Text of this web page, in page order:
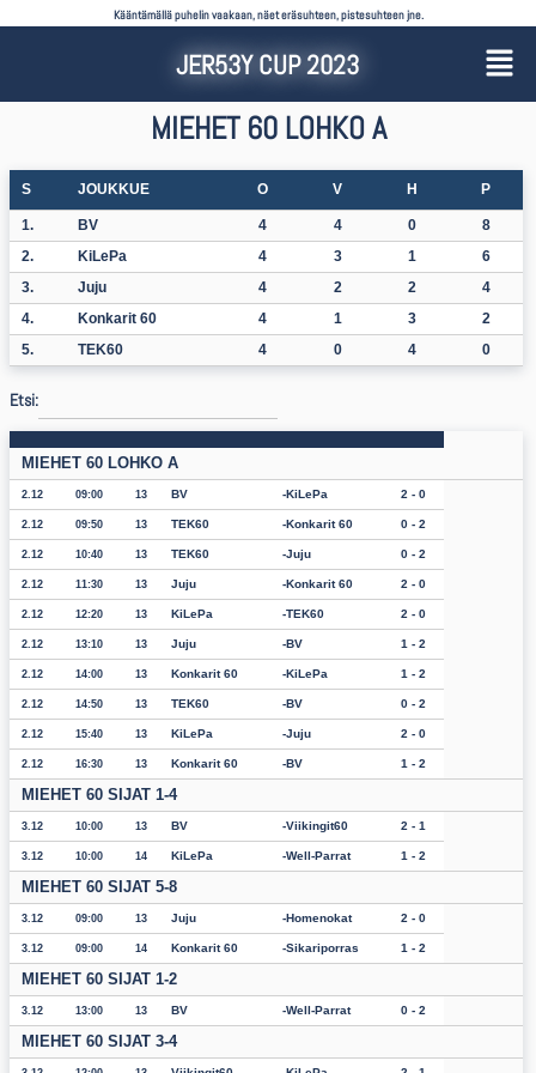
Kääntämällä puhelin vaakaan, näet eräsuhteen, pistesuhteen jne.
JER53Y CUP 2023
MIEHET 60 LOHKO A
S JOUKKUE O V H P
1. BV 4 4 0
8
2.
KiLePa 4 3 1
6
3.
Juju 4 2 2
4
4.
Konkarit 60 4 1 3
2
5.
TEK60 4 0 4 0
Etsi:
MIEHET 60 LOHKO A
2.12 09:00 13 BV KiLePa 2 - 0
2.12 09:50 13 TEK60 Konkarit 60 0 - 2
2.12 10:40 13 TEK60 Juju 0 - 2
2.12 11:30 13 Juju Konkarit 60 2 - 0
2.12 12:20 13 KiLePa TEK60 2 - 0
2.12 13:10 13 Juju BV 1 - 2
2.12 14:00 13 Konkarit 60 KiLePa 1 - 2
2.12 14:50 13 TEK60 BV 0 - 2
2.12 15:40 13 KiLePa Juju 2 - 0
2.12 16:30 13 Konkarit 60 BV 1 - 2
MIEHET 60 SIJAT 1-4
3.12 10:00 13 BV Viikingit60 2 - 1
3.12 10:00 14 KiLePa Well-Parrat 1 - 2
MIEHET 60 SIJAT 5-8
3.12 09:00 13 Juju Homenokat 2 - 0
3.12 09:00 14 Konkarit 60 Sikariporras 1 - 2
MIEHET 60 SIJAT 1-2
3.12 13:00 13 BV Well-Parrat 0 - 2
MIEHET 60 SIJAT 3-4